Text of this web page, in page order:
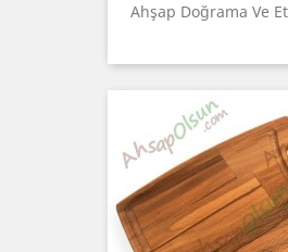
Ahşap Doğrama Ve